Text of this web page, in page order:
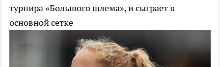
турнира «Большого шлема», и сыграет в
основной сетке